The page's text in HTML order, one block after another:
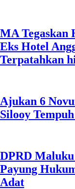
MA Tegaskan
Eks Hotel
Terpatahkan
Ajukan 6
Silooy
DPRD
Payung
Adat